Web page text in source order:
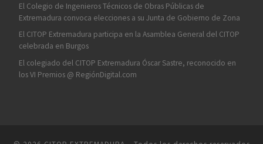
El Colegio de Ingenieros Técnicos de Obras Públicas de
Extremadura convoca elecciones a su Junta de Gobierno de Zona
El CITOP Extremadura participa en la Asamblea General del CITOP
celebrada en Burgos
El colegiado del CITOP Extremadura Óscar Sastre, reconocido en
los VI Premios @ RegiónDigital.com